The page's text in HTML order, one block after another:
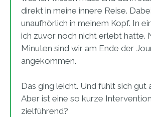
direkt in meine innere Reise.
unaufhörlich in meinem Kopf. In
ich zuvor noch nicht erlebt hatte.
Minuten sind wir am Ende der
angekommen.
Das ging leicht. Und fühlt sich gut
Aber ist eine so kurze
zielführend?